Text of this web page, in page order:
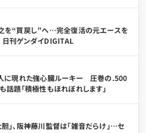
を“買戻し”へ…完全復活の元エースを
日刊ゲンダイDIGITAL
人に現れた強心臓ルーキー 圧巻の.500
話題「積極性もほれぼれします」
」、阪神藤川監督は「雑音だらけ」…セ